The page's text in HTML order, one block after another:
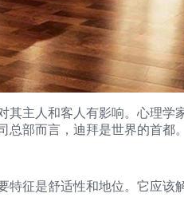
其主人和客人有影响。心理
总部而言，迪拜是世界的首都
特征是舒适性和地位。它应该